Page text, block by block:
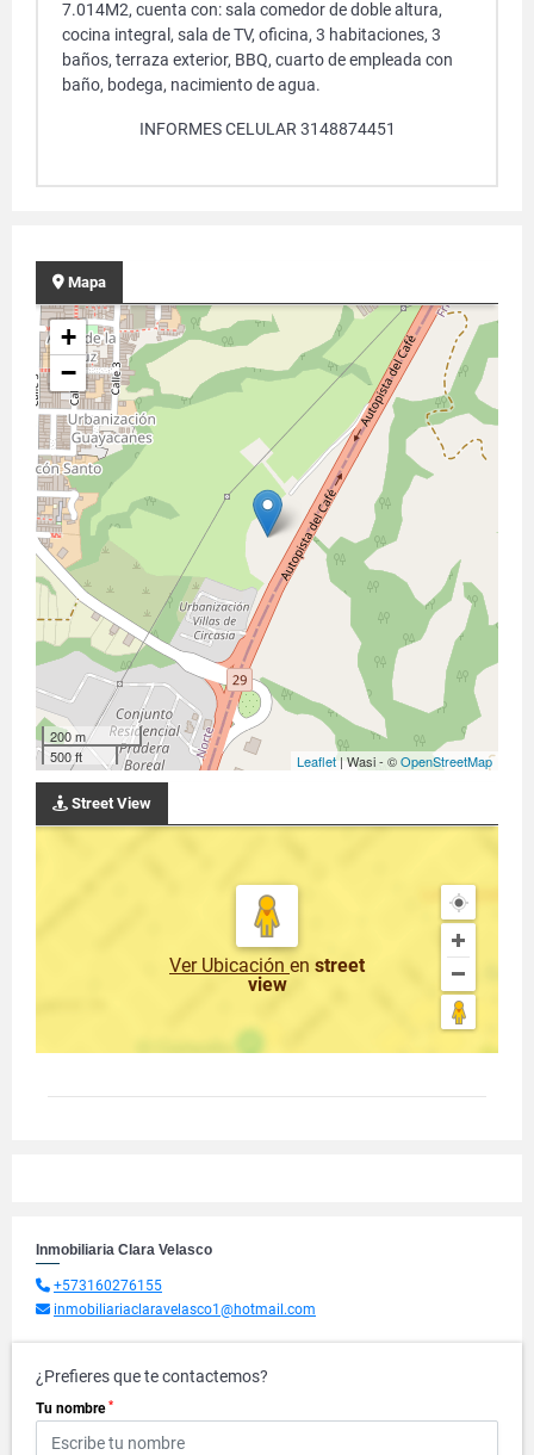
7.014M2, cuenta con: sala comedor de doble altura,
cocina integral, sala de TV, oficina, 3 habitaciones, 3
baños, terraza exterior, BBQ, cuarto de empleada con
baño, bodega, nacimiento de agua.
INFORMES CELULAR 3148874451
Mapa
+
−
200 m
500 ft
Leaflet | Wasi - ©OpenStreetMap
Street View
Ver Ubicación en street
view
Inmobiliaria Clara Velasco
+573160276155
inmobiliariaclaravelasco1@hotmail.com
¿Prefieres que te contactemos?
Tu nombre *